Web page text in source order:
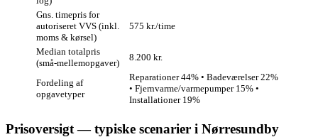
Gns. timepris for
autoriseret VVS (inkl.
moms & kørsel)
575 kr./time
Median totalpris
(små‑mellemopgaver)
8.200 kr.
Fordeling af
opgavetyper
Reparationer 44% • Badeværelser 22%
• Fjernvarme/varmepumper 15% •
Installationer 19%
Prisoversigt — typiske scenarier i Nørresundby